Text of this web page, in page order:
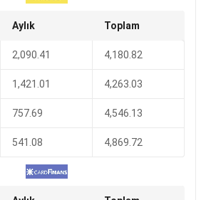
Aylık Toplam
2,090.41 4,180.82
1,421.01 4,263.03
757.69 4,546.13
541.08 4,869.72